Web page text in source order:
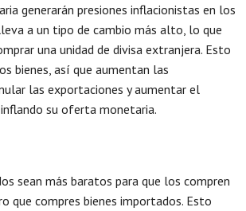
generarán presiones inflacionistas en los
a un tipo de cambio más alto, lo que
una unidad de divisa extranjera. Esto
bienes, así que aumentan las
las exportaciones y aumentar el
su oferta monetaria.
sean más baratos para que los compren
que compres bienes importados. Esto